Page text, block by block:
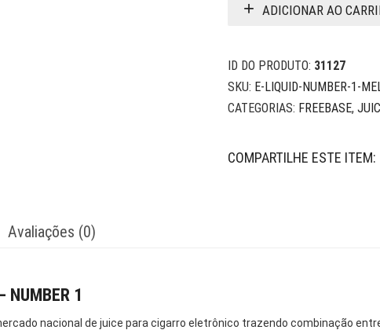
ADICIONAR AO
ID DO PRODUTO: 31127
SKU: E-LIQUID-NUMBER-1-
CATEGORIAS: FREEBASE,
COMPARTILHE ESTE ITEM:
Avaliações (0)
NUMBER 1
nacional de juice para cigarro eletrônico trazendo combinação